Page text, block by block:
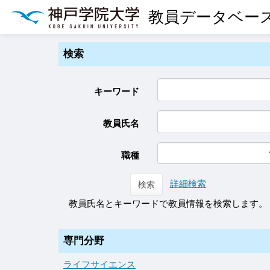
教員データベー
検索
キーワード
教員氏名
職種
検索
詳細検索
教員氏名とキーワードで教員情報を検索します。
専門分野
ライフサイエンス